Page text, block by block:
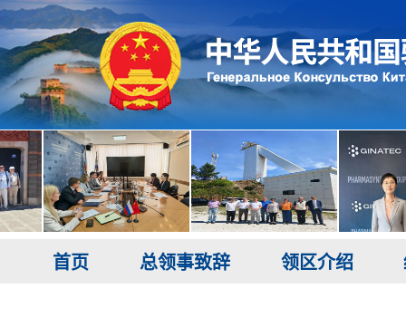
首页 总领事致辞 领区介绍